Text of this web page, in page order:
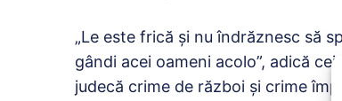
„Le este frică şi nu îndrăznesc să
gândi acei oameni acolo”, adică
judecă crime de război şi crime